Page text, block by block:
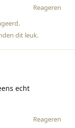
Reageren
.
dit leuk.
echt
Reageren